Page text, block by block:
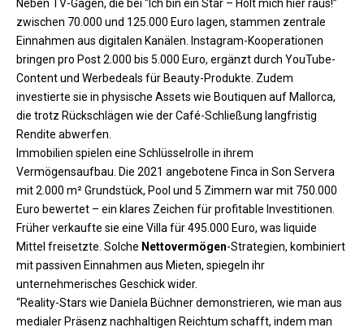
Neben TV-Gagen, die bei “Ich bin ein Star – Holt mich hier raus!”
zwischen 70.000 und 125.000 Euro lagen, stammen zentrale
Einnahmen aus digitalen Kanälen. Instagram-Kooperationen
bringen pro Post 2.000 bis 5.000 Euro, ergänzt durch YouTube-
Content und Werbedeals für Beauty-Produkte. Zudem
investierte sie in physische Assets wie Boutiquen auf Mallorca,
die trotz Rückschlägen wie der Café-Schließung langfristig
Rendite abwerfen.
Immobilien spielen eine Schlüsselrolle in ihrem
Vermögensaufbau. Die 2021 angebotene Finca in Son Servera
mit 2.000 m² Grundstück, Pool und 5 Zimmern war mit 750.000
Euro bewertet – ein klares Zeichen für profitable Investitionen.
Früher verkaufte sie eine Villa für 495.000 Euro, was liquide
Mittel freisetzte. Solche Nettovermögen-Strategien, kombiniert
mit passiven Einnahmen aus Mieten, spiegeln ihr
unternehmerisches Geschick wider.
“Reality-Stars wie Daniela Büchner demonstrieren, wie man aus
medialer Präsenz nachhaltigen Reichtum schafft, indem man